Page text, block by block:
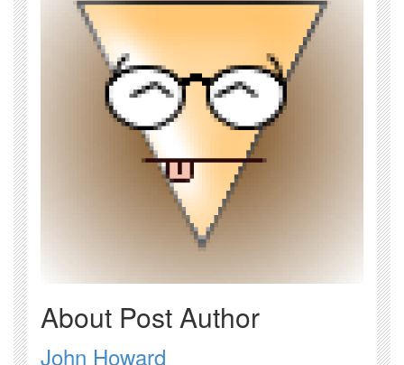
About Post Author
John Howard